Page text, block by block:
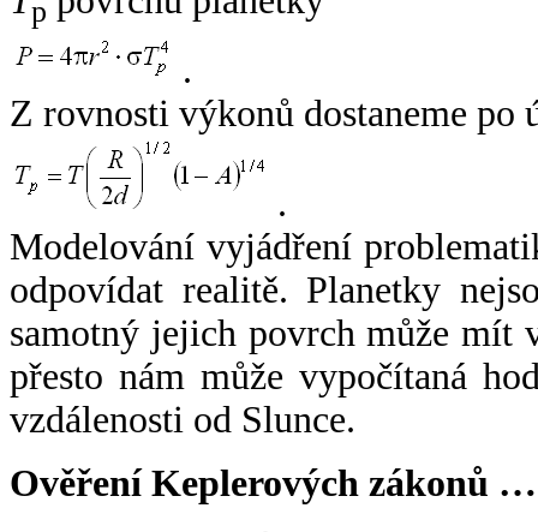
p
.
Z rovnosti výkonů dostaneme po
.
Modelování vyjádření
odpovídat realitě. Planetky
samotný jejich povrch může mít
přesto nám může vypočítaná
vzdálenosti od Slunce.
Ověření Keplerových zákonů …